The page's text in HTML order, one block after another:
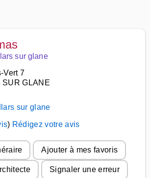
sur glane
Vert 7
SUR GLANE
sur glane
) Rédigez votre avis
Ajouter à mes favoris
Signaler une erreur